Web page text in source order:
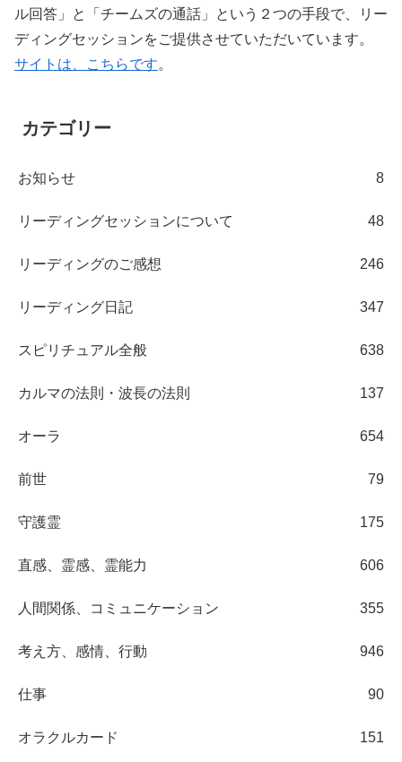
ル回答」と「チームズの通話」という２つの手段で、リー
ディングセッションをご提供させていただいています。
サイトは、こちらです。
カテゴリー
お知らせ 8
リーディングセッションについて 48
リーディングのご感想 246
リーディング日記 347
スピリチュアル全般 638
カルマの法則・波長の法則 137
オーラ 654
前世 79
守護霊 175
直感、霊感、霊能力 606
人間関係、コミュニケーション 355
考え方、感情、行動 946
仕事 90
オラクルカード 151